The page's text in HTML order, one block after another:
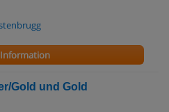
Gold und Gold